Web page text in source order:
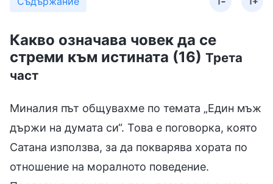
Какво означава човек да се
стреми към истината (16) Трета
част
Миналия път общувахме по темата „Един мъж
държи на думата си“. Това е поговорка, която
Сатана използва, за да покварява хората по
отношение на моралното поведение.